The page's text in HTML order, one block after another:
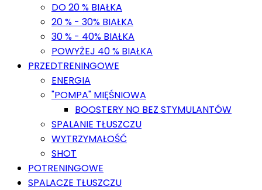
DO 20 % BIAŁKA
20 % - 30% BIAŁKA
30 % - 40% BIAŁKA
POWYŻEJ 40 % BIAŁKA
PRZEDTRENINGOWE
ENERGIA
"POMPA" MIĘŚNIOWA
BOOSTERY NO BEZ STYMULANTÓW
SPALANIE TŁUSZCZU
WYTRZYMAŁOŚĆ
SHOT
POTRENINGOWE
SPALACZE TŁUSZCZU